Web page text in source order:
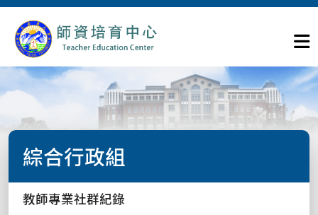
綜合行政組
教師專業社群紀錄